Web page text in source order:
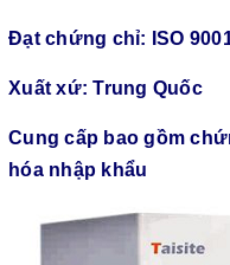
Đạt chứng chỉ: ISO
Xuất xứ: Trung Quốc
Cung cấp bao gồm
hóa nhập khẩu